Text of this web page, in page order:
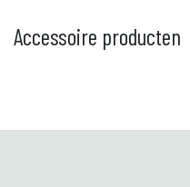
Accessoire producten